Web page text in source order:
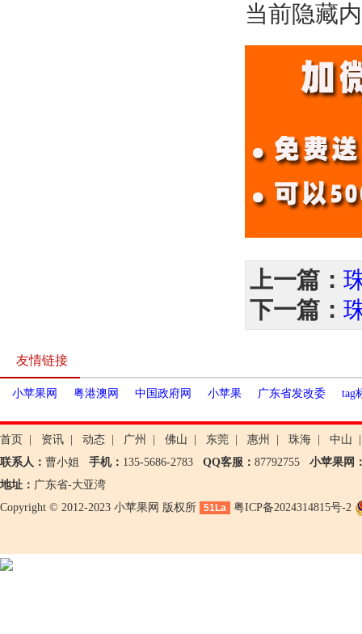
当前隐藏
上一篇：
下一篇：
友情链接
小苹果网 粤港澳网 中国政府网 小苹果 广东省发改委 tag
首页 资讯 动态 广州 佛山 东莞 惠州 珠海 中山
联系人： 曹小姐 手机： 135-5686-2783 QQ客服： 87792755 小苹果网
地址： 广东省-大亚湾
Copyright © 2012-2023 小苹果网 版权所
51La 粤ICP备2024314815号-2